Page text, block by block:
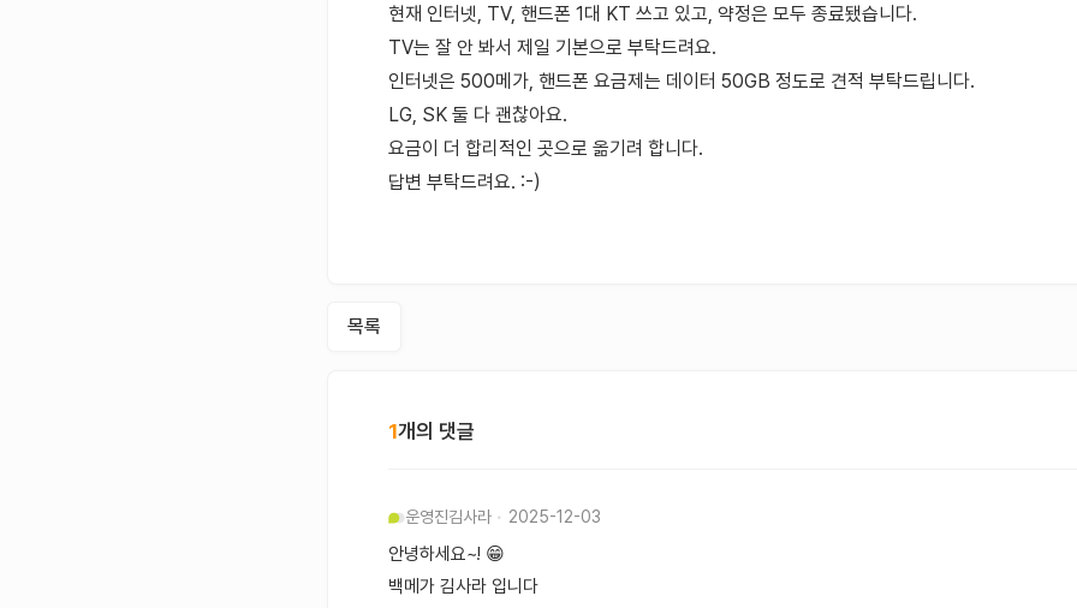
현재 인터넷, TV, 핸드폰 1대 KT 쓰고 있고, 약정은 모두 종료됐습니다.
TV는 잘 안 봐서 제일 기본으로 부탁드려요.
인터넷은 500메가, 핸드폰 요금제는 데이터 50GB 정도로 견적 부탁드립니다.
LG, SK 둘 다 괜찮아요.
요금이 더 합리적인 곳으로 옮기려 합니다.
답변 부탁드려요. :-)
목록
1개의 댓글
운영진김사라 2025-12-03
안녕하세요~! 😁
백메가 김사라 입니다